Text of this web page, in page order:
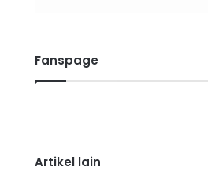
Fanspage
Artikel lain